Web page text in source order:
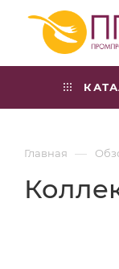
Главная —